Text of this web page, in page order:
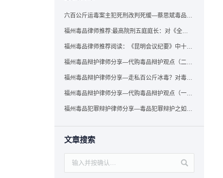
六百公斤运毒案主犯死刑改判死缓—蔡思斌毒品犯罪辩护成功案例
福州毒品律师推荐:最高院刑五庭庭长：对《全国法院毒品案件审判工作会议纪要》的理解与适用
福州毒品律师推荐阅读：《昆明会议纪要》中十个“意想不到”的规定
福州毒品辩护律师分享—代购毒品辩护观点（二）——“牟利”之辩
福州毒品辩护律师分享—走私百公斤冰毒？对毒品缺失型走私毒品罪案件，该如何有效辩护
福州毒品辩护律师分享—代购毒品辩护观点（一）——“真假”之辩
福州毒品犯罪辩护律师分享—毒品犯罪辩护之如何提炼言辞证据
文章搜索